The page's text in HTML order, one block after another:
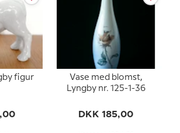
figur
Vase med blomst,
Lyngby nr. 125-1-36
DKK 185,00